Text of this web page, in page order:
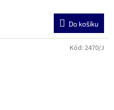
Do košíku
Kód: 2470/J